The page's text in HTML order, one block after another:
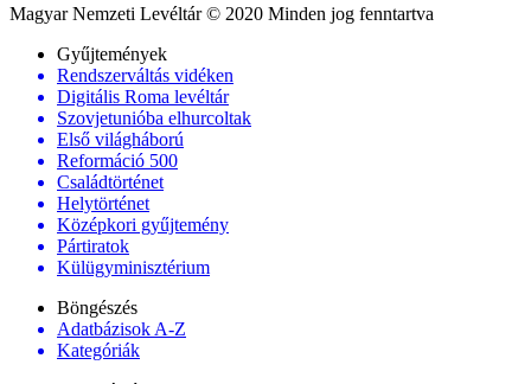
Magyar Nemzeti Levéltár © 2020 Minden jog fenntartva
Gyűjtemények
Rendszerváltás vidéken
Digitális Roma levéltár
Szovjetunióba elhurcoltak
Első világháború
Reformáció 500
Családtörténet
Helytörténet
Középkori gyűjtemény
Pártiratok
Külügyminisztérium
Böngészés
Adatbázisok A-Z
Kategóriák